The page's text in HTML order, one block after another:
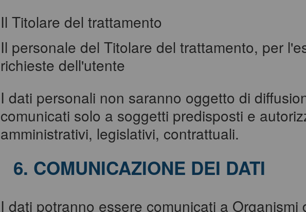
Il Titolare del trattamento
Il personale del Titolare del trattamento, per
richieste dell'utente
I dati personali non saranno oggetto di
comunicati solo a soggetti predisposti e
amministrativi, legislativi, contrattuali.
6. COMUNICAZIONE DEI DATI
I dati potranno essere comunicati a Organismi